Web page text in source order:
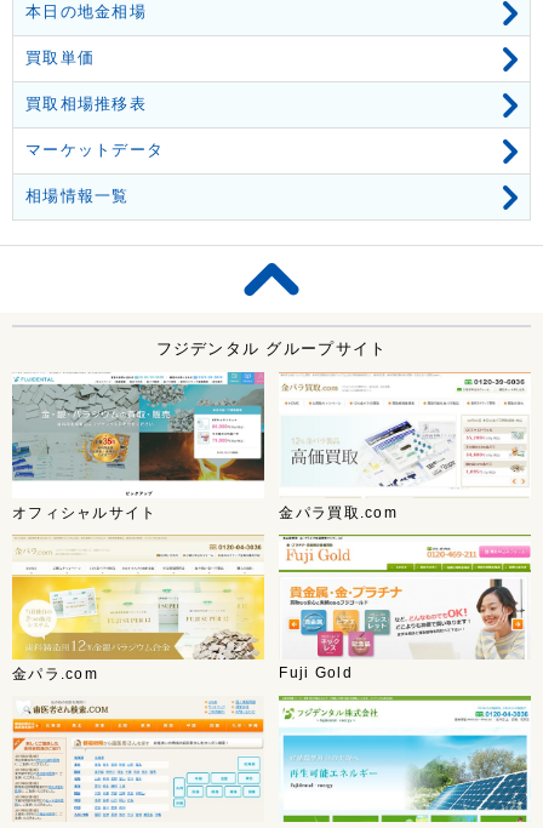
本日の地金相場
買取単価
買取相場推移表
マーケットデータ
相場情報一覧
フジデンタル グループサイト
オフィシャルサイト 金パラ買取.com
金パラ.com Fuji Gold